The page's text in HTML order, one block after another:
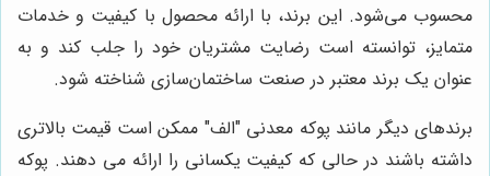
محسوب می‌شود. این برند، با ارائه محصول با کیفیت و خدمات
متمایز، توانسته است رضایت مشتریان خود را جلب کند و به
عنوان یک برند معتبر در صنعت ساختمان‌سازی شناخته شود.
برندهای دیگر مانند پوکه معدنی "الف" ممکن است قیمت بالاتری
داشته باشند در حالی که کیفیت یکسانی را ارائه می دهند. پوکه